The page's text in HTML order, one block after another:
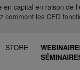
capital en raison
les CFD
STORE